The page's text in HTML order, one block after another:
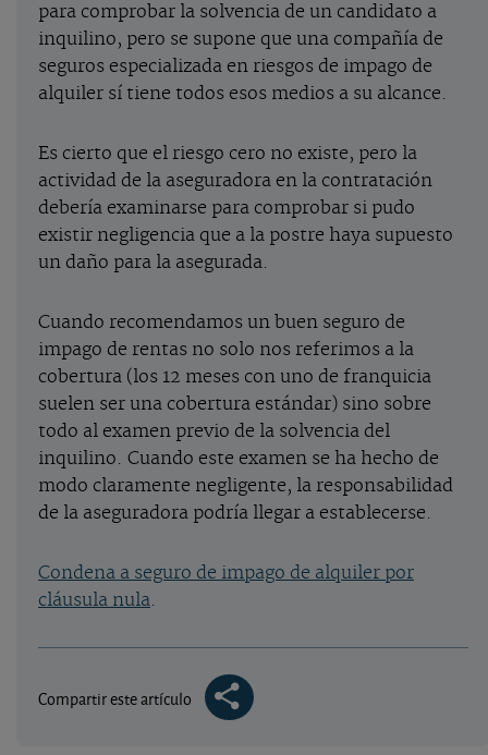
para comprobar la solvencia de un candidato a
inquilino, pero se supone que una compañía de
seguros especializada en riesgos de impago de
alquiler sí tiene todos esos medios a su alcance.
Es cierto que el riesgo cero no existe, pero la
actividad de la aseguradora en la contratación
debería examinarse para comprobar si pudo
existir negligencia que a la postre haya supuesto
un daño para la asegurada.
Cuando recomendamos un buen seguro de
impago de rentas no solo nos referimos a la
cobertura (los 12 meses con uno de franquicia
suelen ser una cobertura estándar) sino sobre
todo al examen previo de la solvencia del
inquilino. Cuando este examen se ha hecho de
modo claramente negligente, la responsabilidad
de la aseguradora podría llegar a establecerse.
Condena a seguro de impago de alquiler por
cláusula nula.
Compartir este artículo